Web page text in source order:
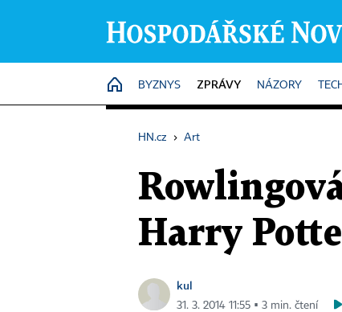
HOME
BYZNYS ZPRÁVY NÁZORY
HN.cz › Art
Harry
kul
31. 3. 2014 11:55 ▪ 3 min. čtení